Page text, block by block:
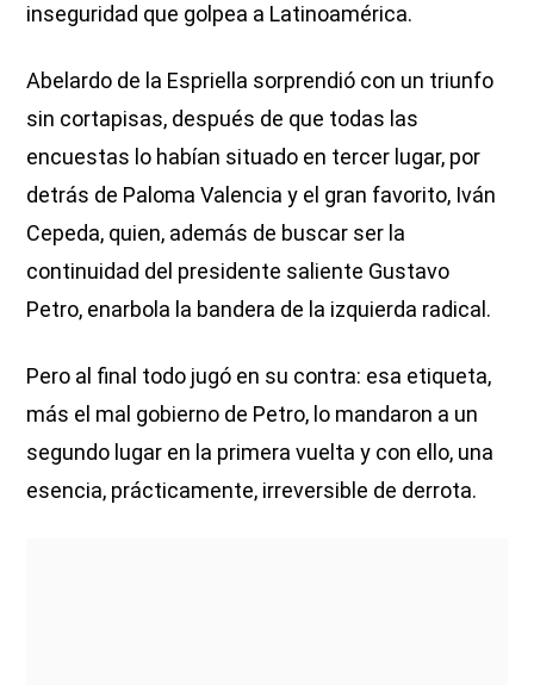
inseguridad que golpea a Latinoamérica.
Abelardo de la Espriella sorprendió con un triunfo
sin cortapisas, después de que todas las
encuestas lo habían situado en tercer lugar, por
detrás de Paloma Valencia y el gran favorito, Iván
Cepeda, quien, además de buscar ser la
continuidad del presidente saliente Gustavo
Petro, enarbola la bandera de la izquierda radical.
Pero al final todo jugó en su contra: esa etiqueta,
más el mal gobierno de Petro, lo mandaron a un
segundo lugar en la primera vuelta y con ello, una
esencia, prácticamente, irreversible de derrota.